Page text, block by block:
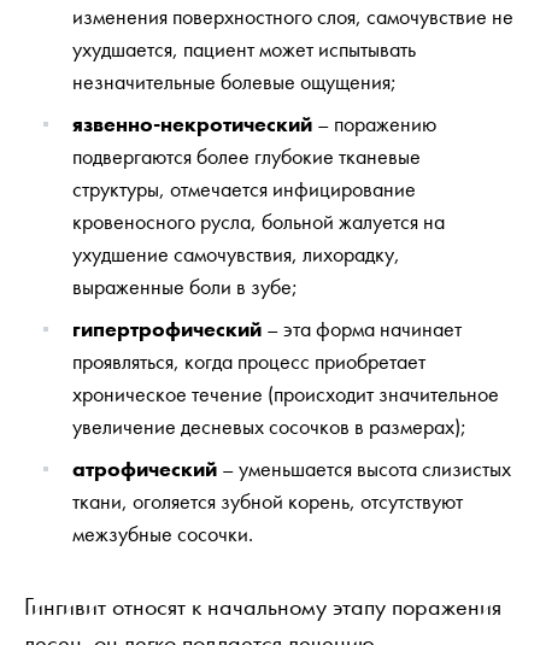
изменения поверхностного слоя, самочувствие не
ухудшается, пациент может испытывать
незначительные болевые ощущения;
язвенно-некротический – поражению
подвергаются более глубокие тканевые
структуры, отмечается инфицирование
кровеносного русла, больной жалуется на
ухудшение самочувствия, лихорадку,
выраженные боли в зубе;
гипертрофический – эта форма начинает
проявляться, когда процесс приобретает
хроническое течение (происходит значительное
увеличение десневых сосочков в размерах);
атрофический – уменьшается высота слизистых
ткани, оголяется зубной корень, отсутствуют
межзубные сосочки.
Гингивит относят к начальному этапу поражения